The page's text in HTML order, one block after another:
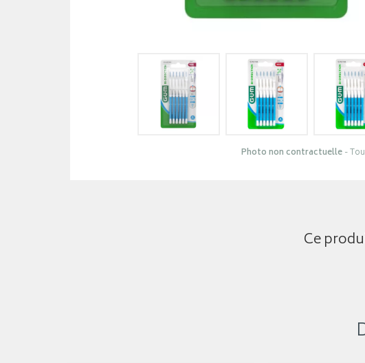
Photo non contractuelle-
Ce